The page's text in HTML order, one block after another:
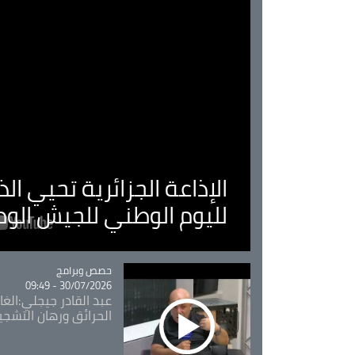
الإذاعة الجزائرية تحيي
لليوم الوطني للجيش
Catégorie
حصص وبرامج
30/07/2026 - 09:49
عبد القادر
الحرائق ورهان